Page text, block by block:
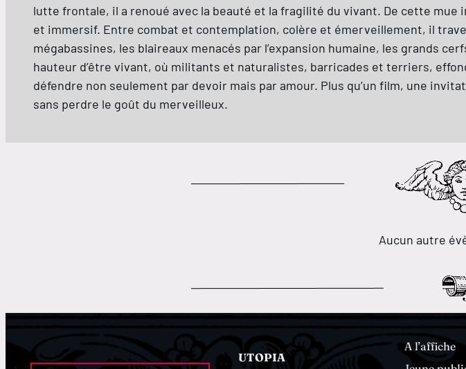
lutte frontale, il a renoué avec la beauté et la fragilité du vivant. De cette mue
et immersif. Entre combat et contemplation, colère et émerveillement, il
mégabassines, les blaireaux menacés par l’expansion humaine, les grands
hauteur d’être vivant, où militants et naturalistes, barricades et terriers,
défendre non seulement par devoir mais par amour. Plus qu’un film, une
sans perdre le goût du merveilleux.
Aucun autre
UTOPIA
A l’affiche